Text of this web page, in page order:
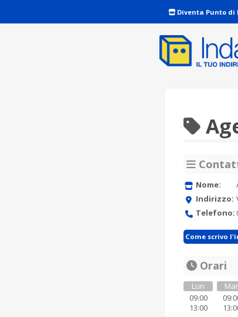
Diventa Punto di
Nome:
Indirizzo:
Telefono:
Come scrivo
Orari
Lun
09:00
13:00
Mar